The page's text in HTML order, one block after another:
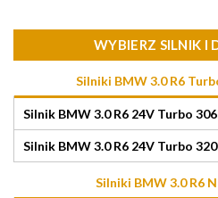
WYBIERZ SILNIK I
Silniki BMW 3.0 R6
Silnik BMW 3.0 R6 24V Turbo
Silnik BMW 3.0 R6 24V Turbo
Silniki BMW 3.0 R6